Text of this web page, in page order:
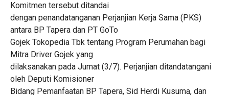
Komitmen tersebut ditandai
dengan penandatanganan Perjanjian Kerja Sama (PKS)
antara BP Tapera dan PT GoTo
Gojek Tokopedia Tbk tentang Program Perumahan bagi
Mitra Driver Gojek yang
dilaksanakan pada Jumat (3/7). Perjanjian ditandatangani
oleh Deputi Komisioner
Bidang Pemanfaatan BP Tapera, Sid Herdi Kusuma, dan